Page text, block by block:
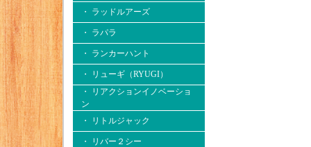
・ ラッドルアーズ
・ ラパラ
・ ランカーハント
・ リューギ（RYUGI）
・ リアクションイノベーショ
ン
・ リトルジャック
・ リバー２シー